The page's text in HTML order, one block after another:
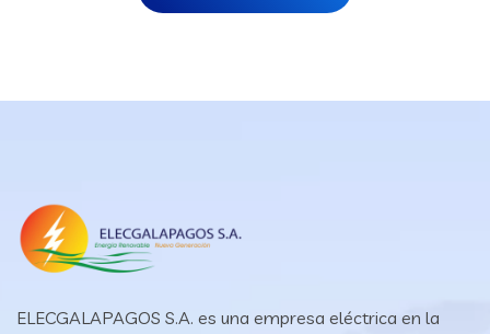
ELECGALAPAGOS S.A. es una empresa eléctrica en la